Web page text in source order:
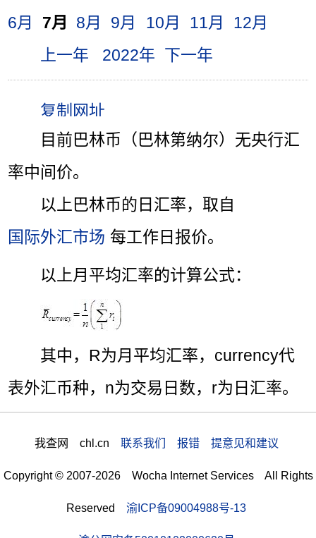
6月
7月 8月 9月 10月 11月
12月
上一年
2022年 下一年
目前巴林币（巴林第纳尔）无央行汇
率中间价。
以上巴林币的日汇率，取自
国际外汇市场 每工作日报价。
以上月平均汇率的计算公式：
其中，R为月平均汇率，currency代
表外汇币种，n为交易日数，r为日汇率。
我查网 chl.cn 联系我们 报错 提意见和建议
Copyright © 2007-2026 Wocha Internet Services All Rights
Reserved 渝ICP备09004988号-13